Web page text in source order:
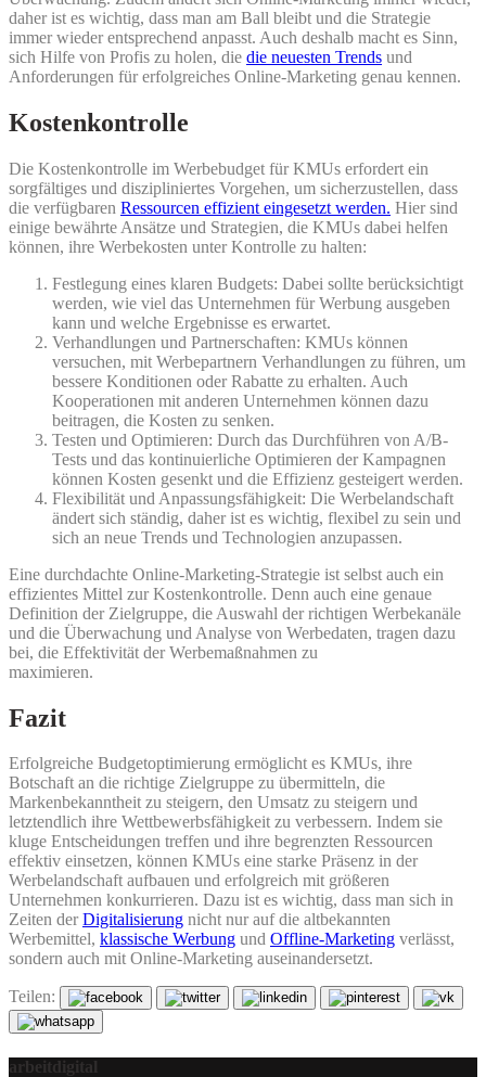
daher ist es wichtig, dass man am Ball bleibt und die Strategie
immer wieder entsprechend anpasst. Auch deshalb macht es Sinn,
sich Hilfe von Profis zu holen, die die neuesten Trends und
Anforderungen für erfolgreiches Online-Marketing genau kennen.
Kostenkontrolle
Die Kostenkontrolle im Werbebudget für KMUs erfordert ein
sorgfältiges und diszipliniertes Vorgehen, um sicherzustellen, dass
die verfügbaren Ressourcen effizient eingesetzt werden. Hier sind
einige bewährte Ansätze und Strategien, die KMUs dabei helfen
können, ihre Werbekosten unter Kontrolle zu halten:
Festlegung eines klaren Budgets: Dabei sollte berücksichtigt
werden, wie viel das Unternehmen für Werbung ausgeben
kann und welche Ergebnisse es erwartet.
Verhandlungen und Partnerschaften: KMUs können
versuchen, mit Werbepartnern Verhandlungen zu führen, um
bessere Konditionen oder Rabatte zu erhalten. Auch
Kooperationen mit anderen Unternehmen können dazu
beitragen, die Kosten zu senken.
Testen und Optimieren: Durch das Durchführen von A/B-
Tests und das kontinuierliche Optimieren der Kampagnen
können Kosten gesenkt und die Effizienz gesteigert werden.
Flexibilität und Anpassungsfähigkeit: Die Werbelandschaft
ändert sich ständig, daher ist es wichtig, flexibel zu sein und
sich an neue Trends und Technologien anzupassen.
Eine durchdachte Online-Marketing-Strategie ist selbst auch ein
effizientes Mittel zur Kostenkontrolle. Denn auch eine genaue
Definition der Zielgruppe, die Auswahl der richtigen Werbekanäle
und die Überwachung und Analyse von Werbedaten, tragen dazu
bei, die Effektivität der Werbemaßnahmen zu
maximieren.
Fazit
Erfolgreiche Budgetoptimierung ermöglicht es KMUs, ihre
Botschaft an die richtige Zielgruppe zu übermitteln, die
Markenbekanntheit zu steigern, den Umsatz zu steigern und
letztendlich ihre Wettbewerbsfähigkeit zu verbessern. Indem sie
kluge Entscheidungen treffen und ihre begrenzten Ressourcen
effektiv einsetzen, können KMUs eine starke Präsenz in der
Werbelandschaft aufbauen und erfolgreich mit größeren
Unternehmen konkurrieren. Dazu ist es wichtig, dass man sich in
Zeiten derDigitalisierung nicht nur auf die altbekannten
Werbemittel, klassische Werbung und Offline-Marketing verlässt,
sondern auch mit Online-Marketing auseinandersetzt.
Teilen:
arbeitdigital